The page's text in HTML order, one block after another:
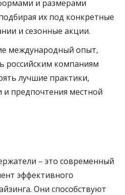
и размерами
их под конкретные
и сезонные акции.
международный опыт,
российским компаниям
лучшие практики,
и предпочтения местной
– это современный
эффективного
Они способствуют